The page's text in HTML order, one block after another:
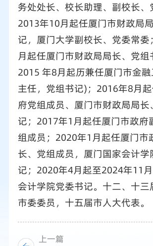
务处处长、校长助理、副校长、
2013年10月起任厦门市财政局
记，厦门大学副校长、党委常
月起任厦门市财政局局长、党组
2015 年8月起历兼任厦门市金
主任，党组书记)；2016年8月
府党组成员、厦门市财政局局长
记；2017年1月起任厦门市政府
组成员；2020年1月起任厦门市
长、党组成员，厦门国家会计学
记；2020年4月起至2024年11
会计学院党委书记。十二、十三
市委委员，十五届市人大代表。
上一篇